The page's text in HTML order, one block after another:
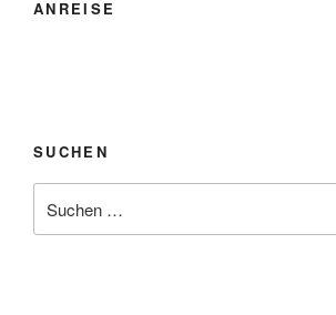
ANREISE
SUCHEN
nach: